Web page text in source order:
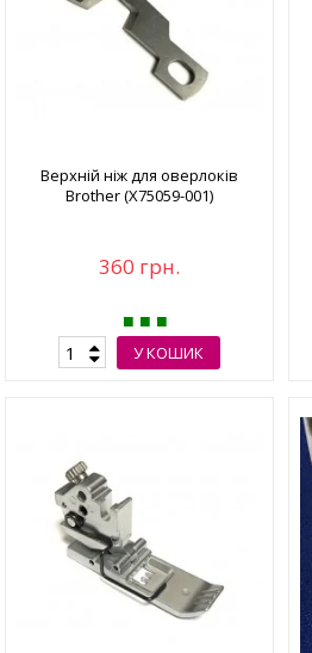
Верхній ніж для оверлоків
Brother (X75059-001)
360 грн.
У КОШИК